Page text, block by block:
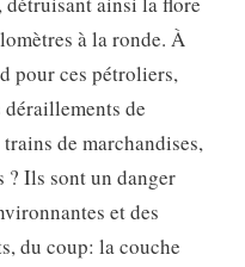
à la ronde. À
pour ces pétroliers,
de
de marchandises,
Ils sont un danger
et des
du coup: la couche